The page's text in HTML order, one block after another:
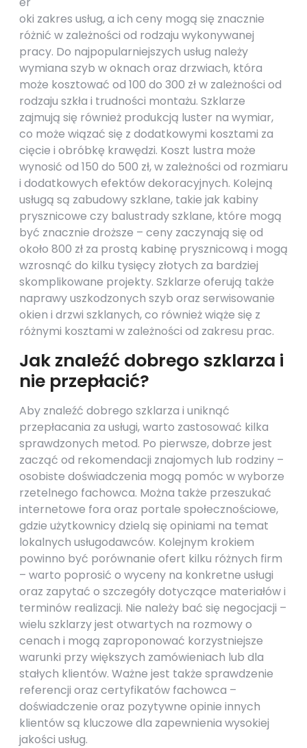
oki zakres usług, a ich ceny mogą się znacznie
różnić w zależności od rodzaju wykonywanej
pracy. Do najpopularniejszych usług należy
wymiana szyb w oknach oraz drzwiach, która
może kosztować od 100 do 300 zł w zależności od
rodzaju szkła i trudności montażu. Szklarze
zajmują się również produkcją luster na wymiar,
co może wiązać się z dodatkowymi kosztami za
cięcie i obróbkę krawędzi. Koszt lustra może
wynosić od 150 do 500 zł, w zależności od rozmiaru
i dodatkowych efektów dekoracyjnych. Kolejną
usługą są zabudowy szklane, takie jak kabiny
prysznicowe czy balustrady szklane, które mogą
być znacznie droższe – ceny zaczynają się od
około 800 zł za prostą kabinę prysznicową i mogą
wzrosnąć do kilku tysięcy złotych za bardziej
skomplikowane projekty. Szklarze oferują także
naprawy uszkodzonych szyb oraz serwisowanie
okien i drzwi szklanych, co również wiąże się z
różnymi kosztami w zależności od zakresu prac.
Jak znaleźć dobrego szklarza i
nie przepłacić?
Aby znaleźć dobrego szklarza i uniknąć
przepłacania za usługi, warto zastosować kilka
sprawdzonych metod. Po pierwsze, dobrze jest
zacząć od rekomendacji znajomych lub rodziny –
osobiste doświadczenia mogą pomóc w wyborze
rzetelnego fachowca. Można także przeszukać
internetowe fora oraz portale społecznościowe,
gdzie użytkownicy dzielą się opiniami na temat
lokalnych usługodawców. Kolejnym krokiem
powinno być porównanie ofert kilku różnych firm
– warto poprosić o wyceny na konkretne usługi
oraz zapytać o szczegóły dotyczące materiałów i
terminów realizacji. Nie należy bać się negocjacji –
wielu szklarzy jest otwartych na rozmowy o
cenach i mogą zaproponować korzystniejsze
warunki przy większych zamówieniach lub dla
stałych klientów. Ważne jest także sprawdzenie
referencji oraz certyfikatów fachowca –
doświadczenie oraz pozytywne opinie innych
klientów są kluczowe dla zapewnienia wysokiej
jakości usług.